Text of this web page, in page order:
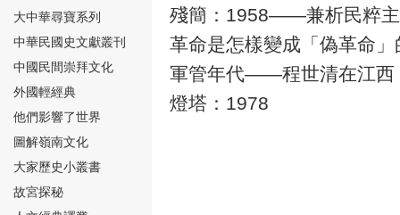
⑯
⑰
大中華尋寶系列
中華民國史文獻叢刊
中國民間崇拜文化
外國輕經典
他們影響了世界
圖解嶺南文化
大家歷史小叢書
故宮探秘
殘簡：1958——兼析民粹
革命是怎樣變成「偽革命」
軍管年代——程世清在江西
燈塔：1978